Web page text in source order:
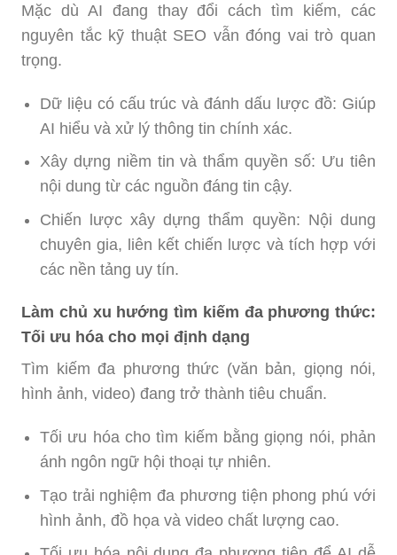
Mặc dù AI đang thay đổi cách tìm kiếm, các
nguyên tắc kỹ thuật SEO vẫn đóng vai trò quan
trọng.
Dữ liệu có cấu trúc và đánh dấu lược đồ: Giúp
AI hiểu và xử lý thông tin chính xác.
Xây dựng niềm tin và thẩm quyền số: Ưu tiên
nội dung từ các nguồn đáng tin cậy.
Chiến lược xây dựng thẩm quyền: Nội dung
chuyên gia, liên kết chiến lược và tích hợp với
các nền tảng uy tín.
Làm chủ xu hướng tìm kiếm đa phương thức:
Tối ưu hóa cho mọi định dạng
Tìm kiếm đa phương thức (văn bản, giọng nói,
hình ảnh, video) đang trở thành tiêu chuẩn.
Tối ưu hóa cho tìm kiếm bằng giọng nói, phản
ánh ngôn ngữ hội thoại tự nhiên.
Tạo trải nghiệm đa phương tiện phong phú với
hình ảnh, đồ họa và video chất lượng cao.